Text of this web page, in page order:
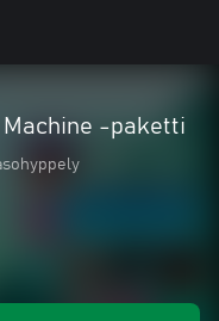
Machine -paketti